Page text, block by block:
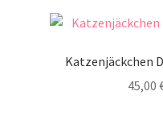
Katzenjäckchen
45,00